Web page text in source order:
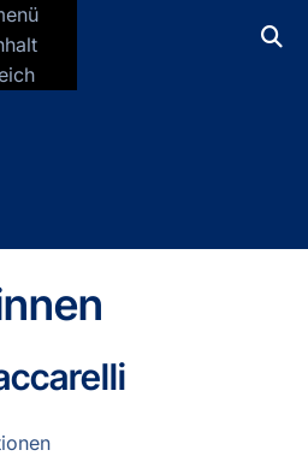
Zentrum für